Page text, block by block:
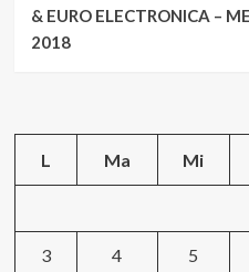
& EURO ELECTRONICA –
2018
L Ma Mi
3 4 5